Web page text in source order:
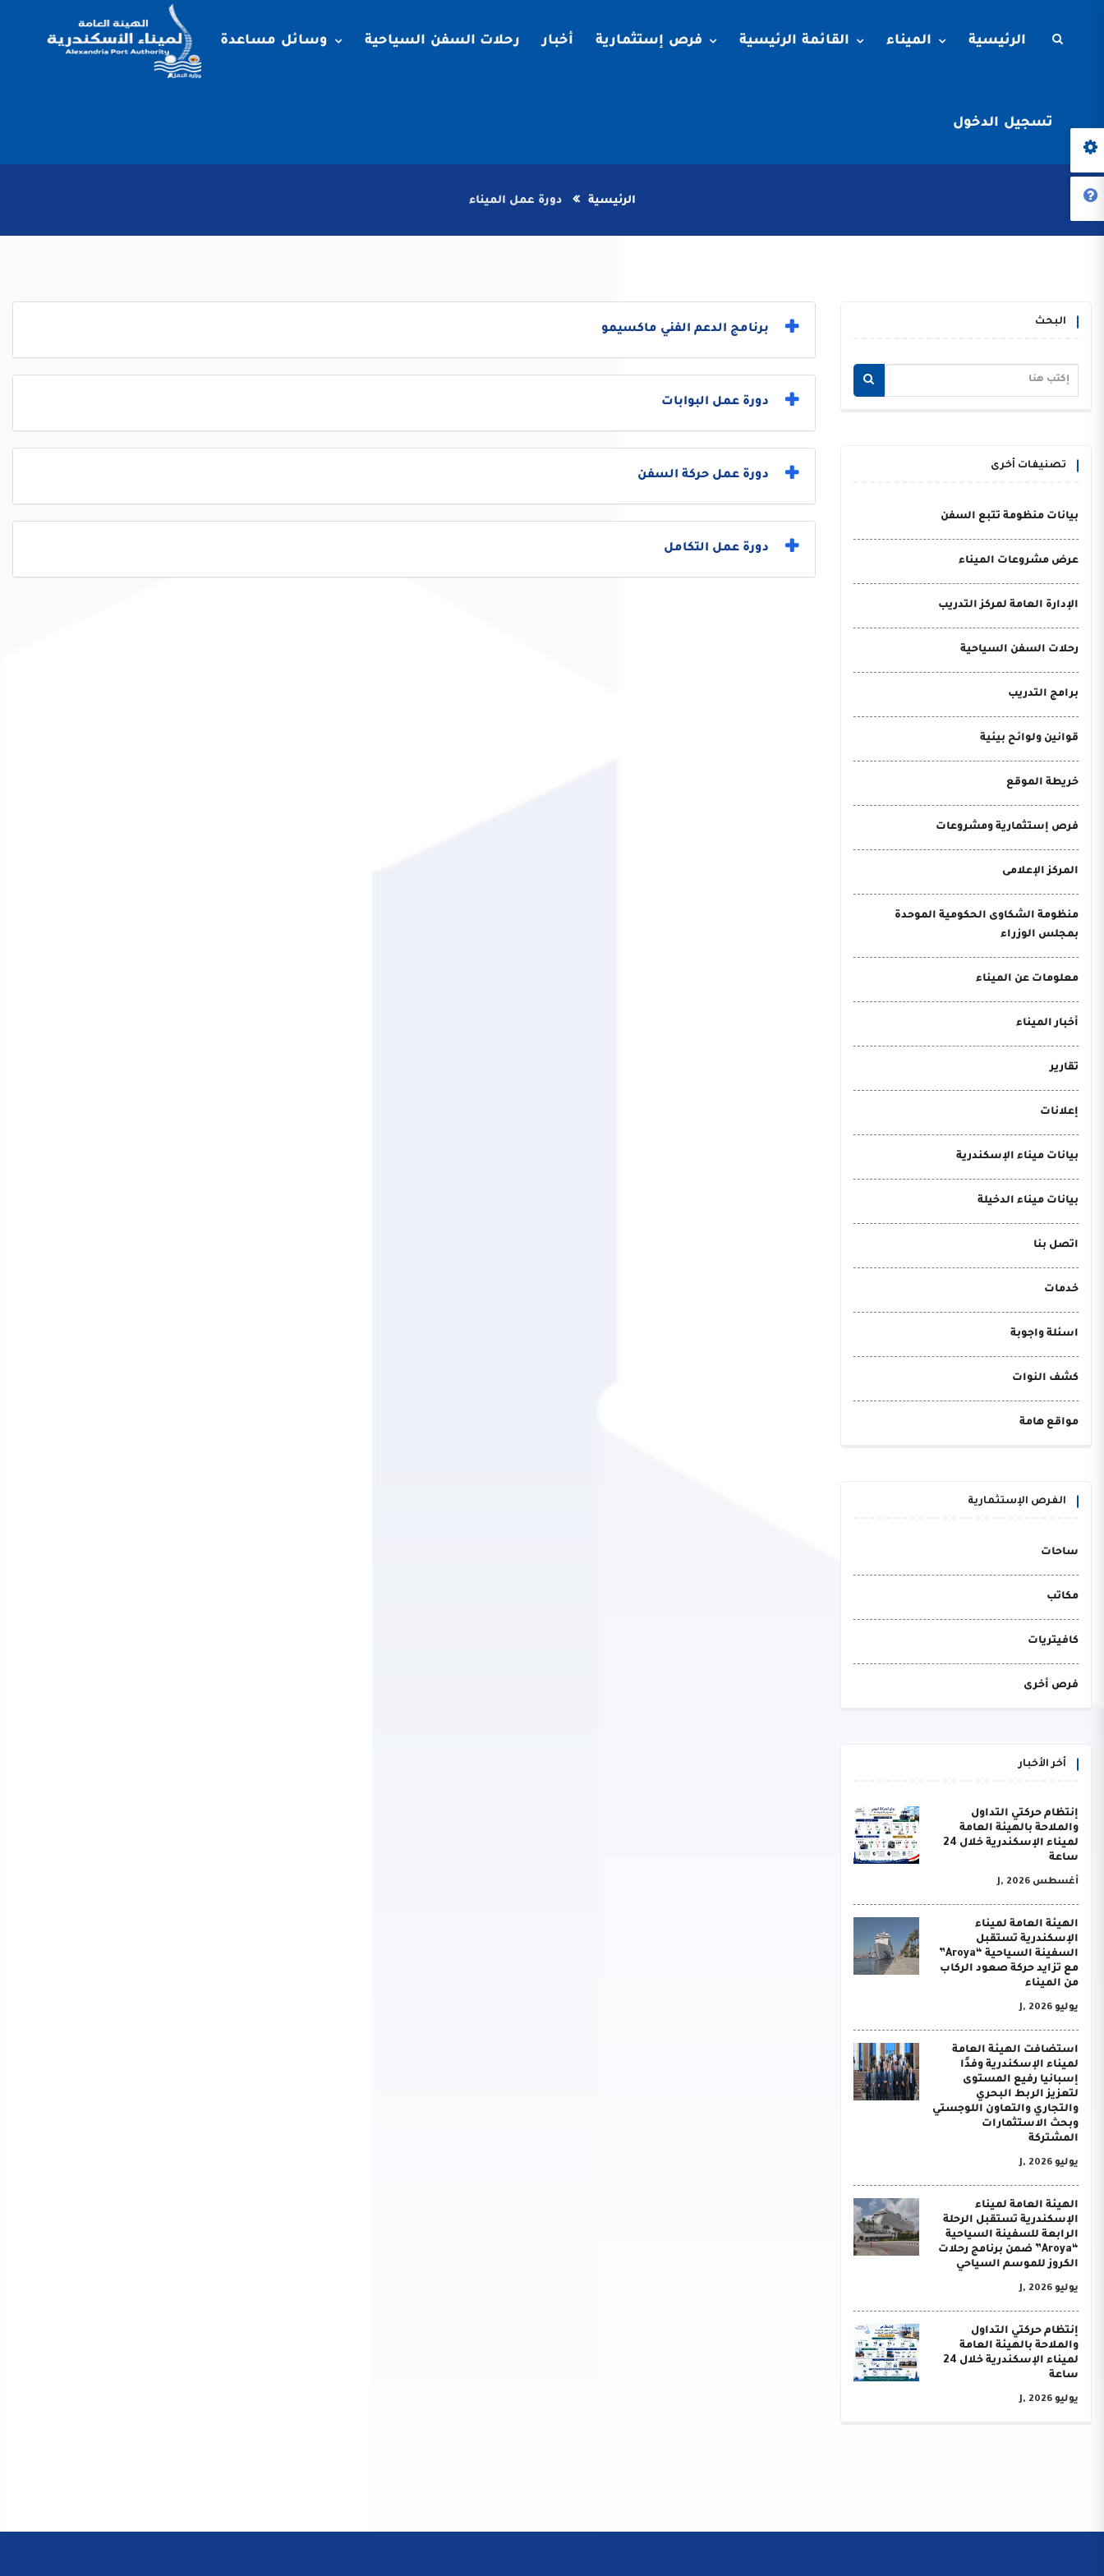
الرئيسية الميناء القائمة الرئيسية فرص إستثمارية أخبار رحلات السفن السياحية وسائل مساعدة
تسجيل الدخول
الرئيسية دورة عمل الميناء
البحث
تصنيفات أخرى
بيانات منظومة تتبع السفن
عرض مشروعات الميناء
الإدارة العامة لمركز التدريب
رحلات السفن السياحية
برامج التدريب
قوانين ولوائح بيئية
خريطة الموقع
فرص إستثمارية ومشروعات
المركز الإعلامى
منظومة الشكاوى الحكومية الموحدة
بمجلس الوزراء
معلومات عن الميناء
أخبار الميناء
تقارير
إعلانات
بيانات ميناء الإسكندرية
بيانات ميناء الدخيلة
اتصل بنا
خدمات
اسئلة واجوبة
كشف النوات
مواقع هامة
الفرص الإستثمارية
ساحات
مكاتب
كافيتريات
فرص أخرى
أخر الأخبار
إنتظام حركتي التداول
والملاحة بالهيئة العامة
لميناء الإسكندرية خلال 24
ساعة
أغسطس J, 2026
الهيئة العامة لميناء
الإسكندرية تستقبل
السفينة السياحية “Aroya”
مع تزايد حركة صعود الركاب
من الميناء
يوليو J, 2026
استضافت الهيئة العامة
لميناء الإسكندرية وفدًا
إسبانيا رفيع المستوى
لتعزيز الربط البحري
والتجاري والتعاون اللوجستي
وبحث الاستثمارات
المشتركة
يوليو J, 2026
الهيئة العامة لميناء
الإسكندرية تستقبل الرحلة
الرابعة للسفينة السياحية
“Aroya” ضمن برنامج رحلات
الكروز للموسم السياحي
يوليو J, 2026
إنتظام حركتي التداول
والملاحة بالهيئة العامة
لميناء الإسكندرية خلال 24
ساعة
يوليو J, 2026
برنامج الدعم الفني ماكسيمو
دورة عمل البوابات
دورة عمل حركة السفن
دورة عمل التكامل